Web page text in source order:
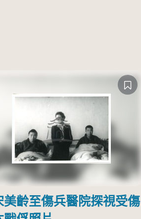
美齡至傷兵醫院探視受傷